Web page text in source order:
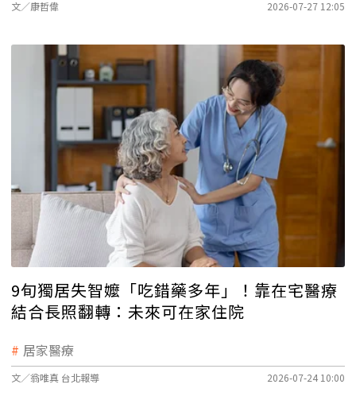
文／康哲偉 2026-07-27 12:05
9旬獨居失智嬤「吃錯藥多年」！靠在宅醫療
結合長照翻轉：未來可在家住院
居家醫療
文／翁唯真 台北報導 2026-07-24 10:00